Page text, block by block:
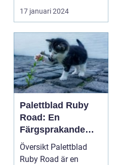
vilka typer fin...
17 januari 2024
Palettblad Ruby
Road: En
Färgsprakande
Skapelse För
Trädgården
Översikt Palettblad
Ruby Road är en